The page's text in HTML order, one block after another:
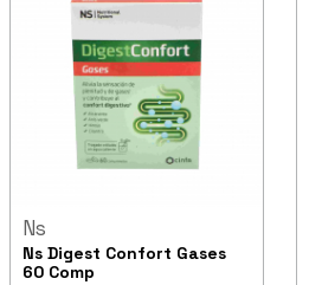
Ns
Ns Digest Confort Gases
60 Comp